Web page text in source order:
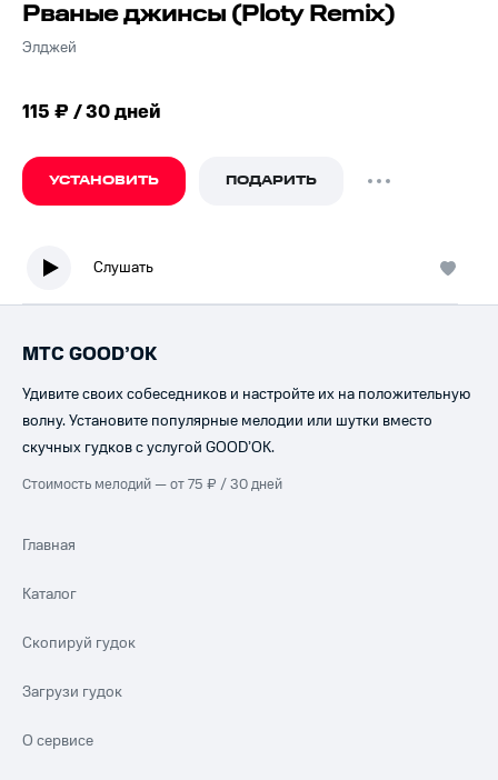
Рваные джинсы (Ploty Remix)
Элджей
115 ₽ / 30 дней
УСТАНОВИТЬ ПОДАРИТЬ
Слушать
МТС GOOD’OK
Удивите своих собеседников и настройте их на положительную
волну. Установите популярные мелодии или шутки вместо
скучных гудков с услугой GOOD’OK.
Стоимость мелодий — от 75 ₽ / 30 дней
Главная
Каталог
Скопируй гудок
Загрузи гудок
О сервисе